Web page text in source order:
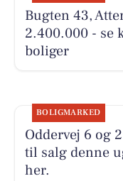
Bugten 43,
2.400.000 - se
boliger
BOLIGMARKED
Oddervej 6 og
til salg denne
her.